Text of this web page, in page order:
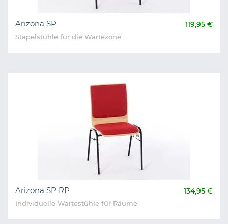
Arizona SP 119,95 €
Stapelstühle für die Wartezone
Arizona SP RP 134,95 €
Individuelle Wartestühle für Räume